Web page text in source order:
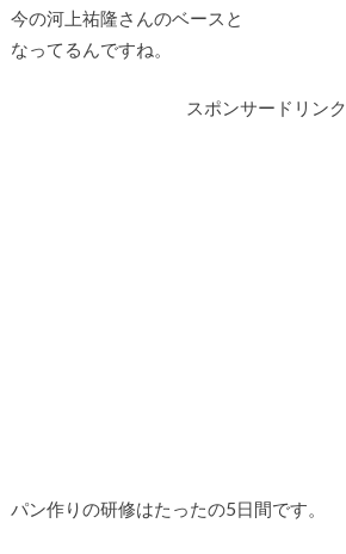
今の河上祐隆さんのベースと
なってるんですね。
スポンサードリンク
パン作りの研修はたったの5日間です。